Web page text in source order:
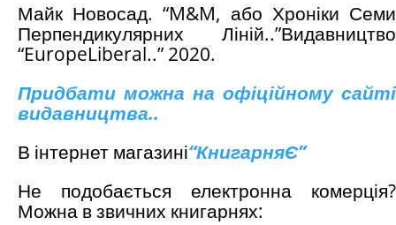
Майк Новосад. “M&M, або Хроніки Семи
Перпендикулярних Ліній..”Видавництво
“EuropeLiberal..” 2020.
Придбати можна на офіційному сайті
видавництва..
В інтернет магазині“КнигарняЄ”
Не подобається електронна комерція?
Можна в звичних книгарнях: